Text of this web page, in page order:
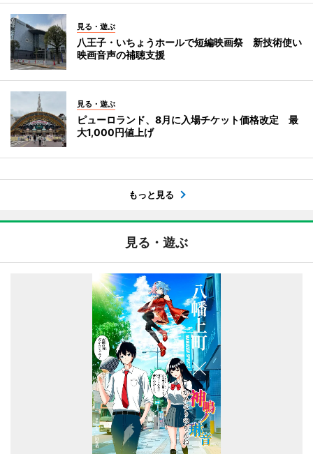
見る・遊ぶ
八王子・いちょうホールで短編映画祭 新技術使い
映画音声の補聴支援
見る・遊ぶ
ピューロランド、8月に入場チケット価格改定 最
大1,000円値上げ
もっと見る
見る・遊ぶ